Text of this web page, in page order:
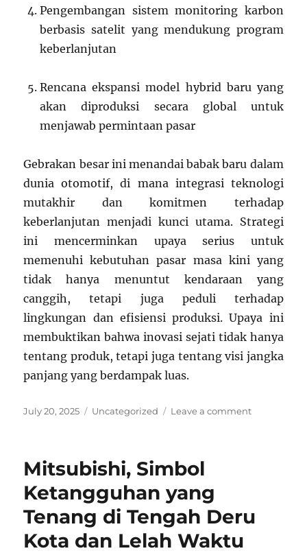
Pengembangan sistem monitoring karbon
berbasis satelit yang mendukung program
keberlanjutan
Rencana ekspansi model hybrid baru yang
akan diproduksi secara global untuk
menjawab permintaan pasar
Gebrakan besar ini menandai babak baru dalam
dunia otomotif, di mana integrasi teknologi
mutakhir dan komitmen terhadap
keberlanjutan menjadi kunci utama. Strategi
ini mencerminkan upaya serius untuk
memenuhi kebutuhan pasar masa kini yang
tidak hanya menuntut kendaraan yang
canggih, tetapi juga peduli terhadap
lingkungan dan efisiensi produksi. Upaya ini
membuktikan bahwa inovasi sejati tidak hanya
tentang produk, tetapi juga tentang visi jangka
panjang yang berdampak luas.
Posted
July 20, 2025 Categories
Uncategorized Leave a commenton
Siap
Mitsubishi, Simbol
Ketangguhan yang
Tenang di Tengah Deru
Kota dan Lelah Waktu